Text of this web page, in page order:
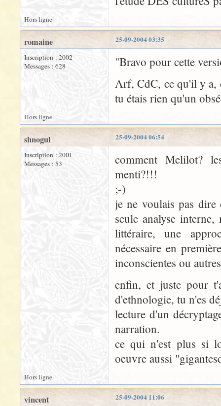
Hors ligne
25-09-2004 03:35
romaine
Inscription : 2002
Messages : 628
"Bravo pour cette
Arf, CdC, ce qu'il y a,
tu étais rien qu'un
Hors ligne
25-09-2004 06:54
shnogul
Inscription : 2001
Messages : 53
comment Melilot?
menti?!!!
;-)
je ne voulais pas dire
seule analyse
littéraire, une
nécessaire en
inconscientes ou
enfin, et juste pour
d'ethnologie, tu n'es
lecture d'un
narration.
ce qui n'est plus si
oeuvre aussi
Hors ligne
25-09-2004 11:06
vincent